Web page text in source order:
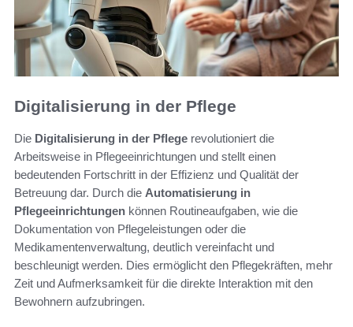
Digitalisierung in der Pflege
Die Digitalisierung in der Pflege revolutioniert die
Arbeitsweise in Pflegeeinrichtungen und stellt einen
bedeutenden Fortschritt in der Effizienz und Qualität der
Betreuung dar. Durch die Automatisierung in
Pflegeeinrichtungen können Routineaufgaben, wie die
Dokumentation von Pflegeleistungen oder die
Medikamentenverwaltung, deutlich vereinfacht und
beschleunigt werden. Dies ermöglicht den Pflegekräften, mehr
Zeit und Aufmerksamkeit für die direkte Interaktion mit den
Bewohnern aufzubringen.